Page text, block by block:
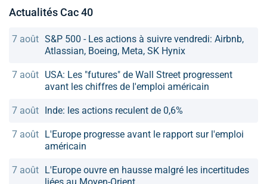
Actualités Cac 40
7 août S&P 500 - Les actions à suivre vendredi: Airbnb,
Atlassian, Boeing, Meta, SK Hynix
7 août USA: Les "futures" de Wall Street progressent
avant les chiffres de l'emploi américain
7 août Inde: les actions reculent de 0,6%
7 août L'Europe progresse avant le rapport sur l'emploi
américain
7 août L'Europe ouvre en hausse malgré les incertitudes